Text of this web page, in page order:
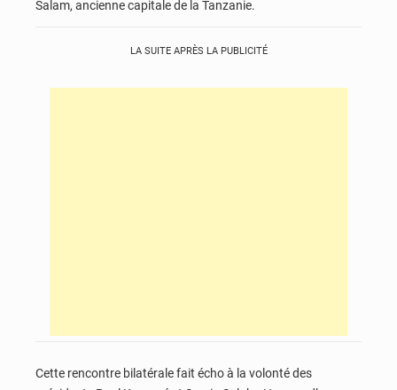
Salam, ancienne capitale de la Tanzanie.
LA SUITE APRÈS LA PUBLICITÉ
Cette rencontre bilatérale fait écho à la volonté des